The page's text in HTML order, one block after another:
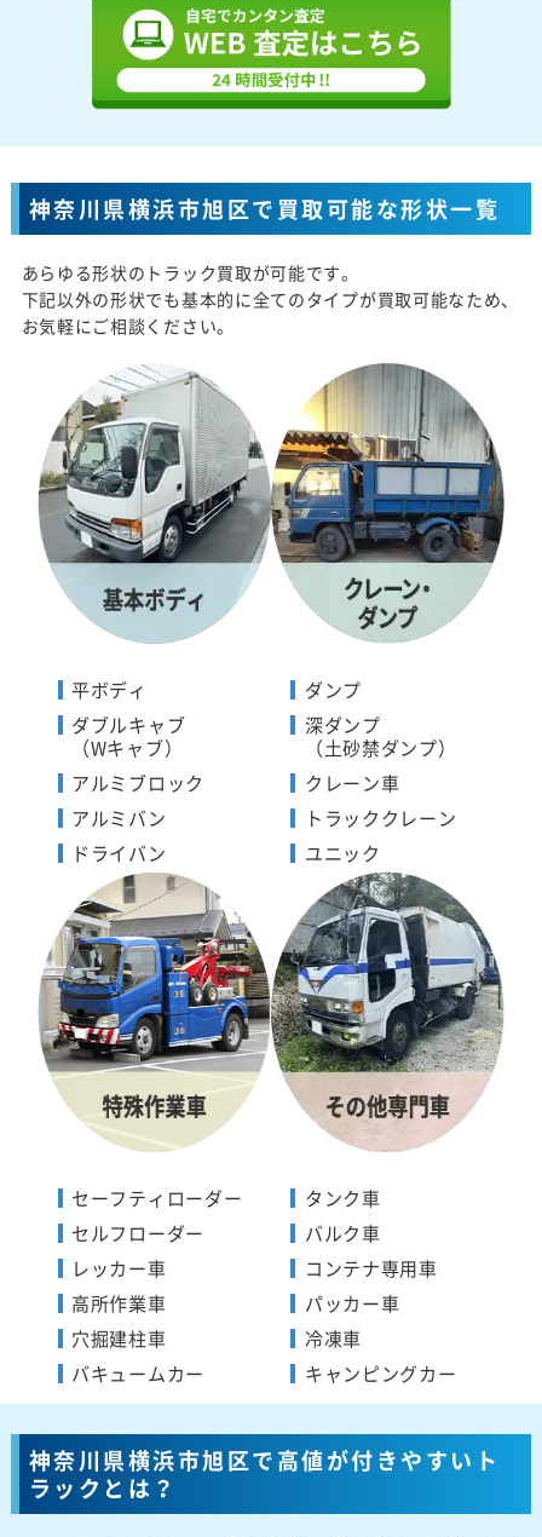
神奈川県横浜市旭区で買取可能な形状一覧
あらゆる形状のトラック買取が可能です。
下記以外の形状でも基本的に全てのタイプが買取可能なため、
お気軽にご相談ください。
平ボディ
ダブルキャブ
（Wキャブ）
アルミブロック
アルミバン
ドライバン
ダンプ
深ダンプ
（土砂禁ダンプ）
クレーン車
トラッククレーン
ユニック
セーフティローダー
セルフローダー
レッカー車
高所作業車
穴掘建柱車
バキュームカー
タンク車
バルク車
コンテナ専用車
パッカー車
冷凍車
キャンピングカー
神奈川県横浜市旭区で高値が付きやすいト
ラックとは？